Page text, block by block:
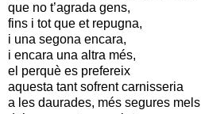
que no t’agrada gens,
fins i tot que et repugna,
i una segona encara,
i encara una altra més,
el perquè es prefereix
aquesta tant sofrent carnisseria
a les daurades, més segures mels